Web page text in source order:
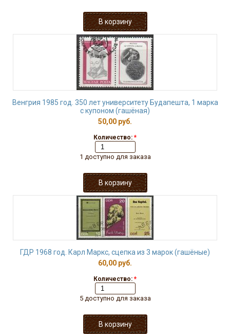
Венгрия 1985 год. 350 лет университету Будапешта, 1 марка
с купоном (гашёная)
50,00 руб.
Количество: *
1 доступно для заказа
ГДР 1968 год. Карл Маркс, сцепка из 3 марок (гашёные)
60,00 руб.
Количество: *
5 доступно для заказа